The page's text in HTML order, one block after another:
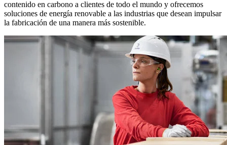
contenido en carbono a clientes de todo el mundo y ofrecemos
soluciones de energía renovable a las industrias que desean impulsar
la fabricación de una manera más sostenible.